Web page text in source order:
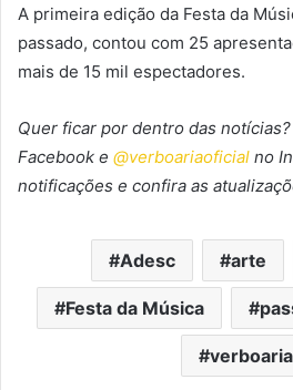
A primeira edição da Festa da
passado, contou com 25
mais de 15 mil espectadores.
Quer ficar por dentro das
Facebook e @verboariaoficial no
notificações e confira as
Adesc arte
Festa da Música
verboaria